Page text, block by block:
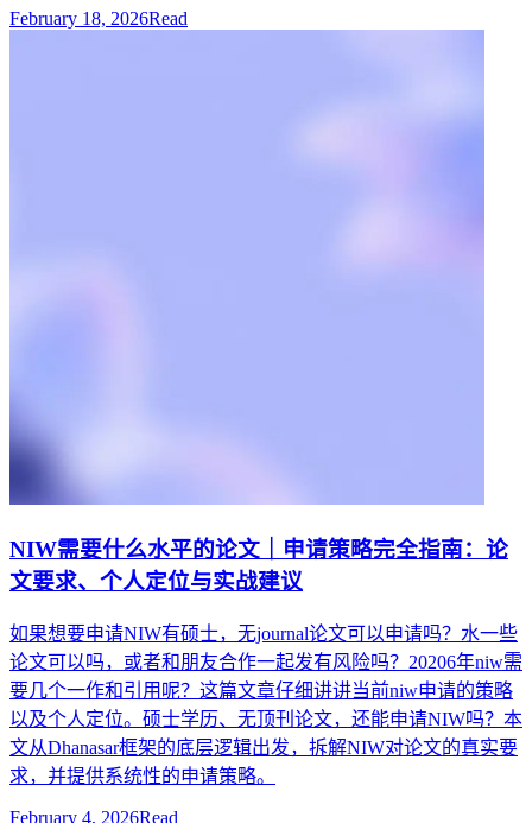
February 18, 2026Read
NIW需要什么水平的论文｜申请策略完全指南：论
文要求、个人定位与实战建议
如果想要申请NIW有硕士，无journal论文可以申请吗？水一些
论文可以吗，或者和朋友合作一起发有风险吗？20206年niw需
要几个一作和引用呢？这篇文章仔细讲讲当前niw申请的策略
以及个人定位。硕士学历、无顶刊论文，还能申请NIW吗？本
文从Dhanasar框架的底层逻辑出发，拆解NIW对论文的真实要
求，并提供系统性的申请策略。
February 4, 2026Read